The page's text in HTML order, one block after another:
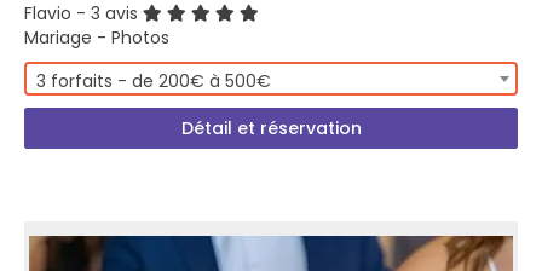
Flavio - 3 avis
Mariage - Photos
3 forfaits - de 200€ à 500€
Détail et réservation